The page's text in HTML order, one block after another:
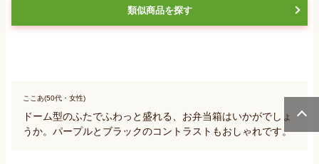
類似商品を探す
ここあ(50代・女性)
ドーム型のふたでふわっと盛れる、お弁当箱はいかがでしょ
うか。パープルとブラックのコントラストもおしゃれです。